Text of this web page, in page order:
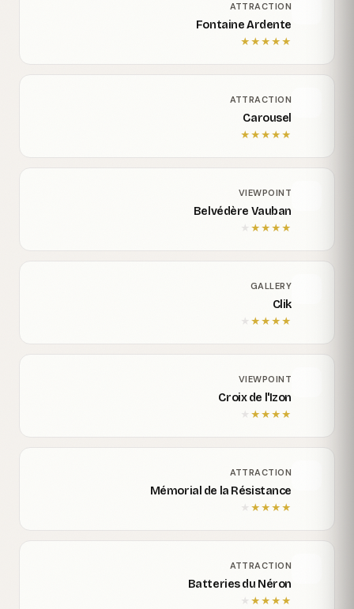
ATTRACTION
Fontaine Ardente
★
★
★
★
★
ATTRACTION
Carousel
★
★
★
★
★
VIEWPOINT
Belvédère Vauban
★
★
★
★
★
GALLERY
Clik
★
★
★
★
★
VIEWPOINT
Croix de l'Izon
★
★
★
★
★
ATTRACTION
Mémorial de la Résistance
★
★
★
★
★
ATTRACTION
Batteries du Néron
★
★
★
★
★